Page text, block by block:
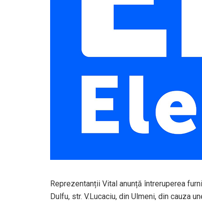
Reprezentanții Vital anunță întreruperea
Dulfu, str. V.Lucaciu, din Ulmeni, din cauza